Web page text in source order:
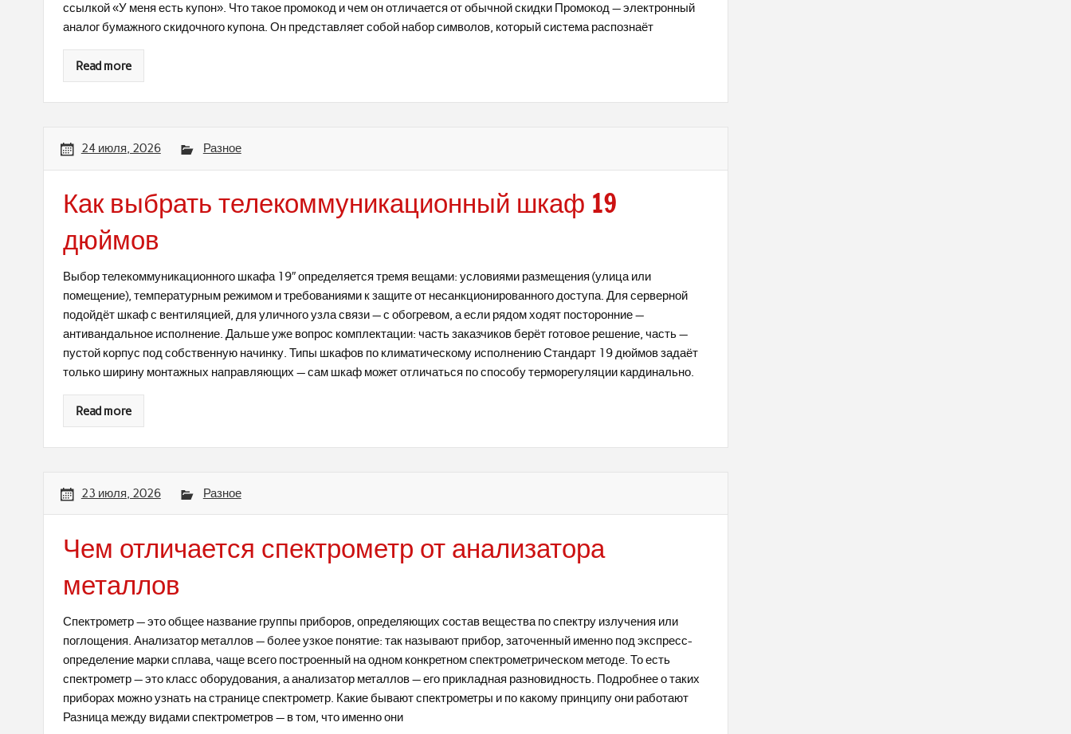
ссылкой «У меня есть купон». Что такое промокод и чем он отличается от обычной скидки Промокод — электронный
аналог бумажного скидочного купона. Он представляет собой набор символов, который система распознаёт
Read more
24 июля, 2026 Разное
Как выбрать телекоммуникационный шкаф 19
дюймов
Выбор телекоммуникационного шкафа 19″ определяется тремя вещами: условиями размещения (улица или
помещение), температурным режимом и требованиями к защите от несанкционированного доступа. Для серверной
подойдёт шкаф с вентиляцией, для уличного узла связи — с обогревом, а если рядом ходят посторонние —
антивандальное исполнение. Дальше уже вопрос комплектации: часть заказчиков берёт готовое решение, часть —
пустой корпус под собственную начинку. Типы шкафов по климатическому исполнению Стандарт 19 дюймов задаёт
только ширину монтажных направляющих — сам шкаф может отличаться по способу терморегуляции кардинально.
Read more
23 июля, 2026 Разное
Чем отличается спектрометр от анализатора
металлов
Спектрометр — это общее название группы приборов, определяющих состав вещества по спектру излучения или
поглощения. Анализатор металлов — более узкое понятие: так называют прибор, заточенный именно под экспресс-
определение марки сплава, чаще всего построенный на одном конкретном спектрометрическом методе. То есть
спектрометр — это класс оборудования, а анализатор металлов — его прикладная разновидность. Подробнее о таких
приборах можно узнать на странице спектрометр. Какие бывают спектрометры и по какому принципу они работают
Разница между видами спектрометров — в том, что именно они